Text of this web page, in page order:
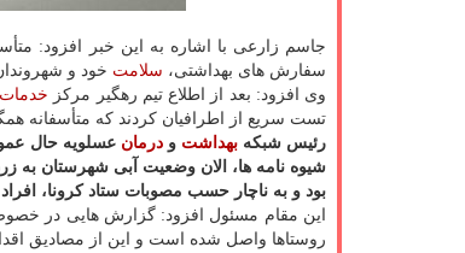
جاسم زارعی با اشاره به این خبر افزود:
سفارش های بهداشتی، سلامت خود و
وی افزود: بعد از اطلاع تیم رهگیر مرکز خدمات
تست سریع از اطرافیان کردند که متأسفانه
رئیس شبکهبهداشت ودرمان عسلویه حال
شیوه نامه ها، الان وضعیت آبی شهرستان به
بود و به ناچار حسب مصوبات ستاد کرونا،
روستاها واصل شده است و این از مصادیق